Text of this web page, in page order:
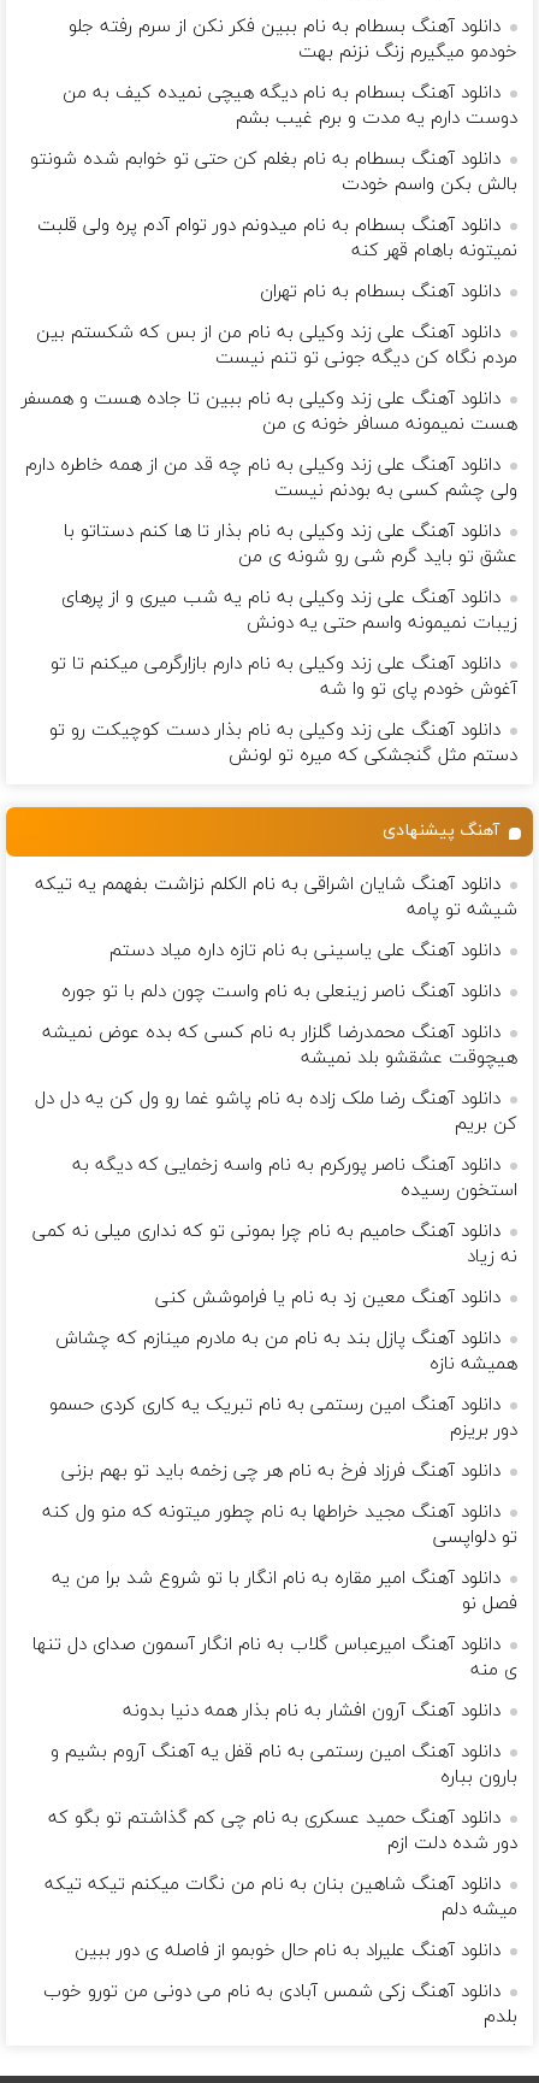
دانلود آهنگ بسطام به نام ببین فکر نکن از سرم رفته جلو
خودمو میگیرم زنگ نزنم بهت
دانلود آهنگ بسطام به نام دیگه هیچی نمیده کیف به من
دوست دارم یه مدت و برم غیب بشم
دانلود آهنگ بسطام به نام بغلم کن حتی تو خوابم شده شونتو
بالش بکن واسم خودت
دانلود آهنگ بسطام به نام میدونم دور توام آدم پره ولی قلبت
نمیتونه باهام قهر کنه
دانلود آهنگ بسطام به نام تهران
دانلود آهنگ علی زند وکیلی به نام من از بس كه شكستم بین
مردم نگاه كن دیگه جونى تو تنم نیست
دانلود آهنگ علی زند وکیلی به نام ببین تا جاده هست و همسفر
هست نمیمونه مسافر خونه ی من
دانلود آهنگ علی زند وکیلی به نام چه قد من از همه خاطره دارم
ولی چشم كسی به بودنم نیست
دانلود آهنگ علی زند وکیلی به نام بذار تا ها كنم دستاتو با
عشق تو باید گرم شی رو شونه ى من
دانلود آهنگ علی زند وکیلی به نام یه شب میرى و از پرهای
زيبات نمیمونه واسم حتی یه دونش
دانلود آهنگ علی زند وکیلی به نام دارم بازارگرمی میكنم تا تو
آغوش خودم پای تو وا شه
دانلود آهنگ علی زند وکیلی به نام بذار دست كوچیكت رو تو
دستم مثل گنجشكی كه میره تو لونش
آهنگ پیشنهادی
دانلود آهنگ شایان اشراقی به نام الکلم نزاشت بفهمم یه تیکه
شیشه تو پامه
دانلود آهنگ علی یاسینی به نام تازه داره میاد دستم
دانلود آهنگ ناصر زینعلی به نام واست چون دلم با تو جوره
دانلود آهنگ محمدرضا گلزار به نام کسی که بده عوض نمیشه
هیچوقت عشقشو بلد نمیشه
دانلود آهنگ رضا ملک زاده به نام پاشو غما رو ول کن یه دل دل
کن بریم
دانلود آهنگ ناصر پورکرم به نام واسه زخمایی که دیگه به
استخون رسیده
دانلود آهنگ حامیم به نام چرا بمونی تو که نداری میلی نه کمی
نه زیاد
دانلود آهنگ معین زد به نام یا فراموشش کنی
دانلود آهنگ پازل بند به نام ﻣﻦ ﺑﻪ ﻣﺎدرم ﻣﻴﻨﺎزم ﻛﻪ ﭼﺸﺎش
ﻫﻤﻴﺸﻪ ﻧﺎزه
دانلود آهنگ امین رستمی به نام تبریک یه کاری کردی حسمو
دور بریزم
دانلود آهنگ فرزاد فرخ به نام هر چی زخمه باید تو بهم بزنی
دانلود آهنگ مجید خراطها به نام چطور میتونه که منو ول کنه
تو دلواپسی
دانلود آهنگ امیر مقاره به نام انگار با تو شروع شد برا من یه
فصل نو
دانلود آهنگ امیرعباس گلاب به نام انگار آسمون صدای دل تنها
ی منه
دانلود آهنگ آرون افشار به نام بذار همه دنیا بدونه
دانلود آهنگ امین رستمی به نام قفل یه آهنگ آروم بشیم و
بارون بباره
دانلود آهنگ حمید عسکری به نام چی کم گذاشتم تو بگو که
دور شده دلت ازم
دانلود آهنگ شاهین بنان به نام من نگات میکنم تیکه تیکه
میشه دلم
دانلود آهنگ علیراد به نام حال خوبمو از فاصله ی دور ببین
دانلود آهنگ زکی شمس آبادی به نام می دونی من تورو خوب
بلدم